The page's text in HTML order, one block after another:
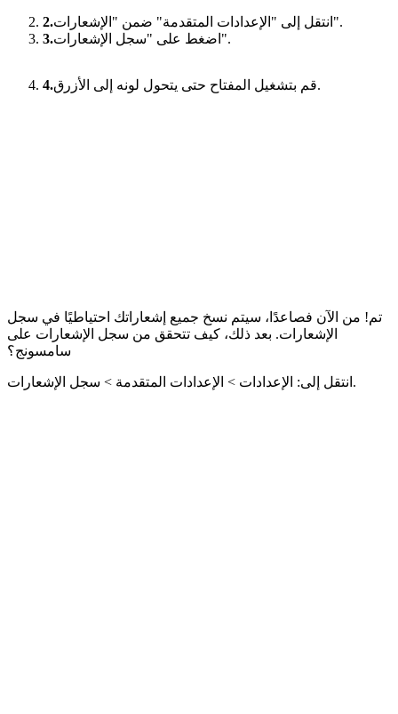
2.
انتقل إلى "الإعدادات المتقدمة" ضمن "الإشعارات".
3.
اضغط على "سجل الإشعارات".
4. قم بتشغيل المفتاح حتى يتحول لونه إلى الأزرق.
تم! من الآن فصاعدًا، سيتم نسخ جميع إشعاراتك احتياطيًا في سجل
الإشعارات. بعد ذلك، كيف تتحقق من سجل الإشعارات على
سامسونج؟
انتقل إلى: الإعدادات > الإعدادات المتقدمة > سجل الإشعارات.